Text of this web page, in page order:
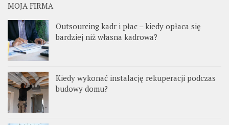
MOJA FIRMA
Outsourcing kadr i płac – kiedy opłaca się
bardziej niż własna kadrowa?
Kiedy wykonać instalację rekuperacji podczas
budowy domu?